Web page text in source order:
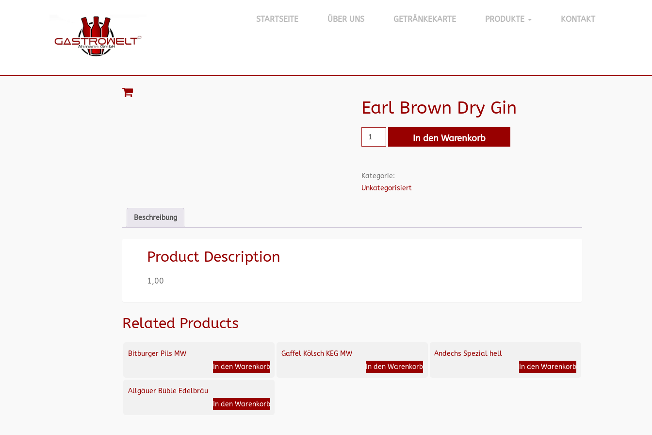
STARTSEITE ÜBER UNS GETRÄNKEKARTE PRODUKTE KONTAKT
Earl Brown Dry Gin
In den Warenkorb
Kategorie:
Unkategorisiert
Beschreibung
Product Description
1,00
Related Products
Bitburger Pils MW
In den Warenkorb
Gaffel Kölsch KEG MW
In den Warenkorb
Andechs Spezial hell
In den Warenkorb
Allgäuer Büble Edelbräu
In den Warenkorb